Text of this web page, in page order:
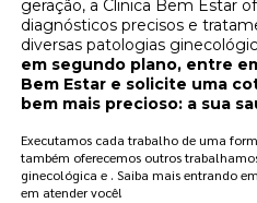
geração, a Clinica Bem Estar
diagnósticos precisos e
diversas patologias
em segundo plano, entre
Bem Estar e solicite uma
bem mais precioso: a sua
Executamos cada trabalho de uma
também oferecemos outros
ginecológica e . Saiba mais entrando
em atender você!